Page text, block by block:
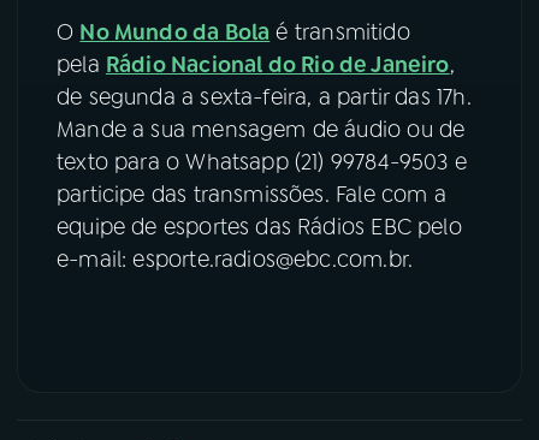
O No Mundo da Bola é transmitido
pela Rádio Nacional do Rio de Janeiro,
de segunda a sexta-feira, a partir das 17h.
Mande a sua mensagem de áudio ou de
texto para o Whatsapp (21) 99784-9503 e
participe das transmissões. Fale com a
equipe de esportes das Rádios EBC pelo
e-mail: esporte.radios@ebc.com.br.